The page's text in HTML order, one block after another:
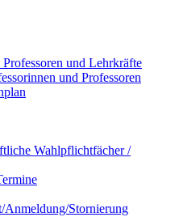
und Lehrkräfte
und Professoren
Wahlpflichtfächer /
Anmeldung/Stornierung